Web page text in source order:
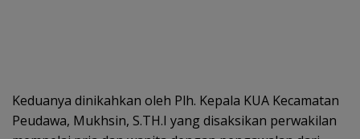
Keduanya dinikahkan oleh Plh. Kepala KUA Kecamatan
Peudawa, Mukhsin, S.TH.I yang disaksikan perwakilan